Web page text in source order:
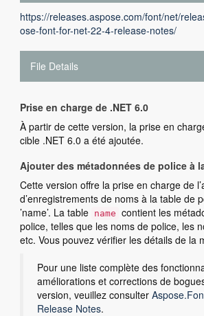
https://releases.aspose.com/font/net/
ose-font-for-net-22-4-release-notes/
File Details
Prise en charge de .NET 6.0
À partir de cette version, la prise en
cible .NET 6.0 a été ajoutée.
Ajouter des métadonnées de police à
Cette version offre la prise en charge de
d’enregistrements de noms à la table de
’name’. La table name contient les
police, telles que les noms de police, les
etc. Vous pouvez vérifier les détails de la
Pour une liste complète des
améliorations et corrections de
version, veuillez consulter
Release Notes.